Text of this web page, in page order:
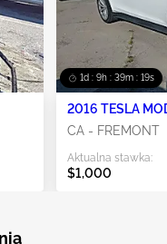
1d : 9h : 39m : 19s
2016 TESLA
CA - FREMONT
Aktualna stawka:
$1,000